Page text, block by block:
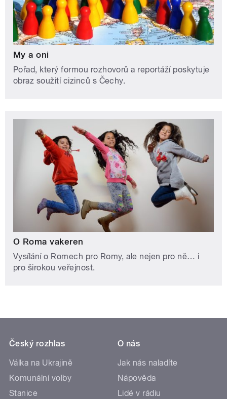
My a oni
Pořad, který formou rozhovorů a reportáží poskytuje
obraz soužití cizinců s Čechy.
O Roma vakeren
Vysílání o Romech pro Romy, ale nejen pro ně… i
pro širokou veřejnost.
Český rozhlas
Válka na Ukrajině
Komunální volby
Stanice
O nás
Jak nás naladíte
Nápověda
Lidé v rádiu